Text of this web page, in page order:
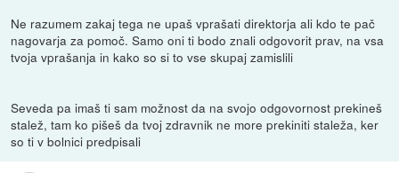
Ne razumem zakaj tega ne upaš vprašati direktorja ali kdo te pač
nagovarja za pomoč. Samo oni ti bodo znali odgovorit prav, na vsa
tvoja vprašanja in kako so si to vse skupaj zamislili
Seveda pa imaš ti sam možnost da na svojo odgovornost prekineš
stalež, tam ko pišeš da tvoj zdravnik ne more prekiniti staleža, ker
so ti v bolnici predpisali